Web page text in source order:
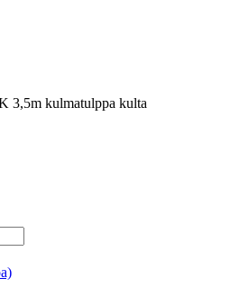
3,5m kulmatulppa kulta